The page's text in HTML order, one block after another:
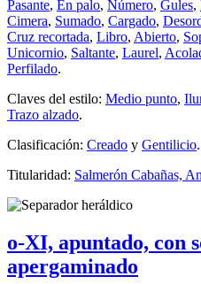
Pasante, En palo, Número, Gules,
Cimera, Sumado, Cargado,
Cruz recortada, Libro, Abierto,
Unicornio, Saltante, Laurel,
Perfilado.
Claves del estilo: Medio punto,
Trazo alzado.
Clasificación: Creado y Gentilicio.
Titularidad: Salmerón Cabañas,
o-XI, apuntado, con
apergaminado